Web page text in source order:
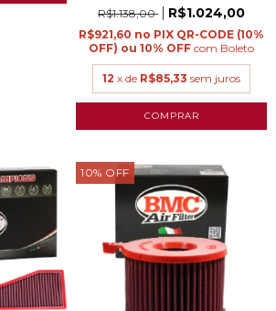
R$1.138,00 R$1.024,00
R$921,60
com Boleto
12 x de R$85,33 sem juros
10% OFF